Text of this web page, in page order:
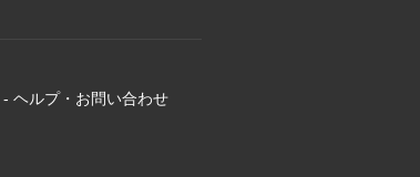
- ヘルプ・お問い合わせ